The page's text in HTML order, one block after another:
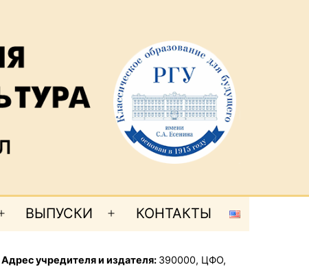
ОткрытьВЫПУСКИ
ОткрытьКОНТАКТЫ
Адрес учредителя и издателя: 390000, ЦФО,